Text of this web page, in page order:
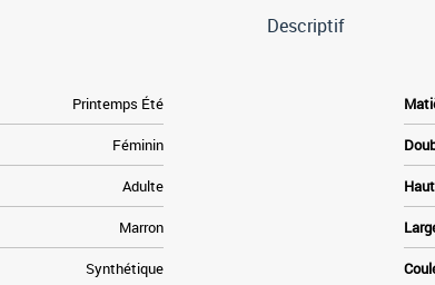
Descriptif
Printemps Été
Féminin
Adulte
Marron
Synthétique